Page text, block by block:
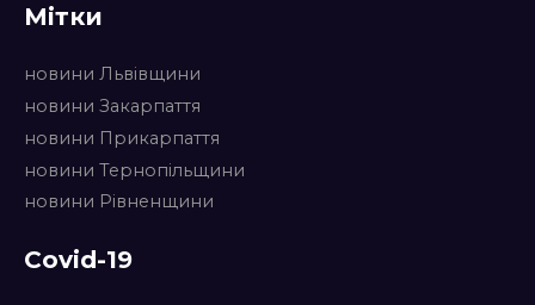
Мітки
новини Львівщини
новини Закарпаття
новини Прикарпаття
новини Тернопільщини
новини Рівненщини
Covid-19